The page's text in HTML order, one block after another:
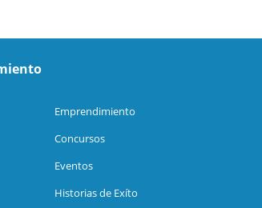
Emprendimiento
Concursos
Eventos
Historias de Exíto